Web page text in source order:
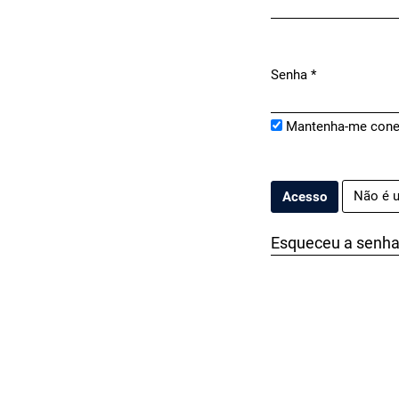
Senha *
Mantenha-me
Acesso Não é
Esqueceu a